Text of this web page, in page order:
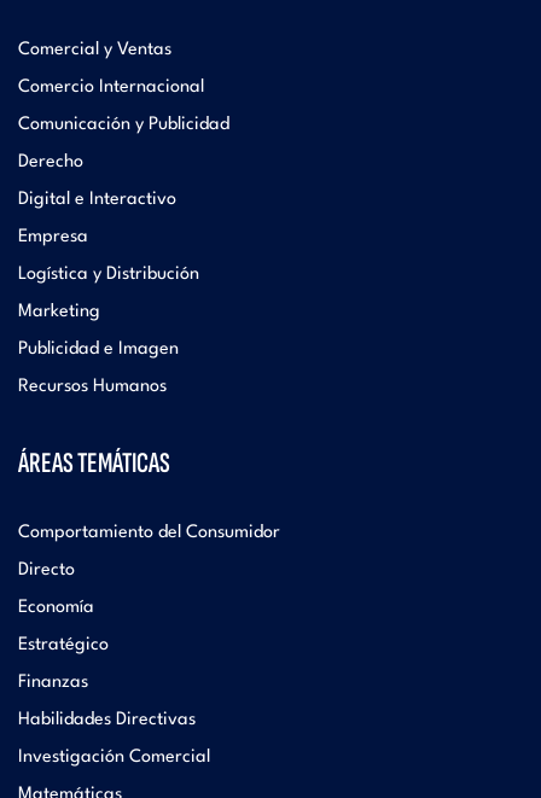
Comercial y Ventas
Comercio Internacional
Comunicación y Publicidad
Derecho
Digital e Interactivo
Empresa
Logística y Distribución
Marketing
Publicidad e Imagen
Recursos Humanos
ÁREAS TEMÁTICAS
Comportamiento del Consumidor
Directo
Economía
Estratégico
Finanzas
Habilidades Directivas
Investigación Comercial